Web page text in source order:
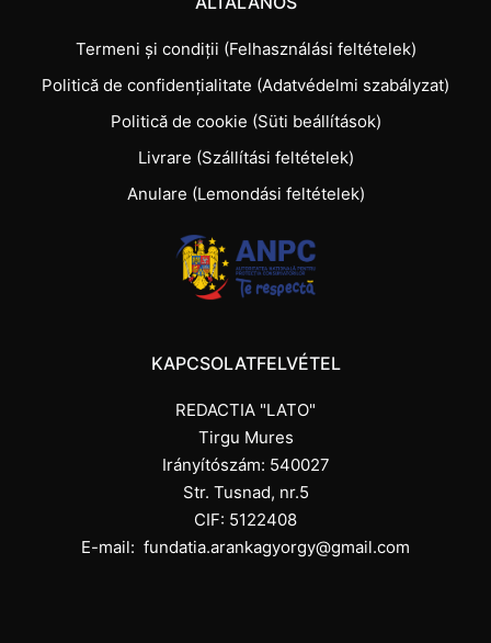
Termeni și condiții (Felhasználási feltételek)
Politică de confidențialitate (Adatvédelmi szabályzat)
Politică de cookie (Süti beállítások)
Livrare (Szállítási feltételek)
Anulare (Lemondási feltételek)
KAPCSOLATFELVÉTEL
REDACTIA "LATO"
Tirgu Mures
Irányítószám: 540027
Str. Tusnad, nr.5
CIF: 5122408
E-mail: fundatia.arankagyorgy@gmail.com